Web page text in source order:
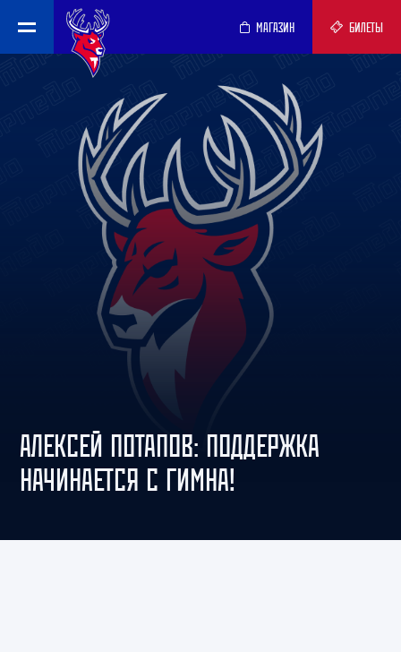
МАГАЗИН БИЛЕТЫ
АЛЕКСЕЙ ПОТАПОВ: ПОДДЕРЖКА
НАЧИНАЕТСЯ С ГИМНА!